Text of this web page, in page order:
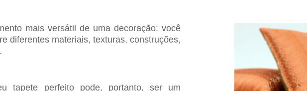
mais versátil de uma decoração: você
diferentes materiais, texturas, construções,
tapete perfeito pode, portanto, ser um